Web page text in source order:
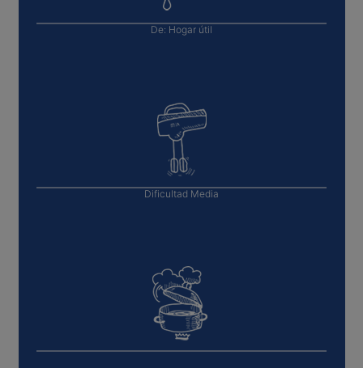
De: Hogar útil
Dificultad Media